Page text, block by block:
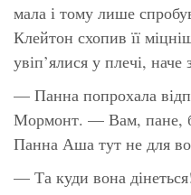
мала і тому лише
Клейтон схопив її
увіп’ялися у плечі, наче
— Панна попрохала
Мормонт. — Вам, пане,
Панна Аша тут не для
— Та куди вона